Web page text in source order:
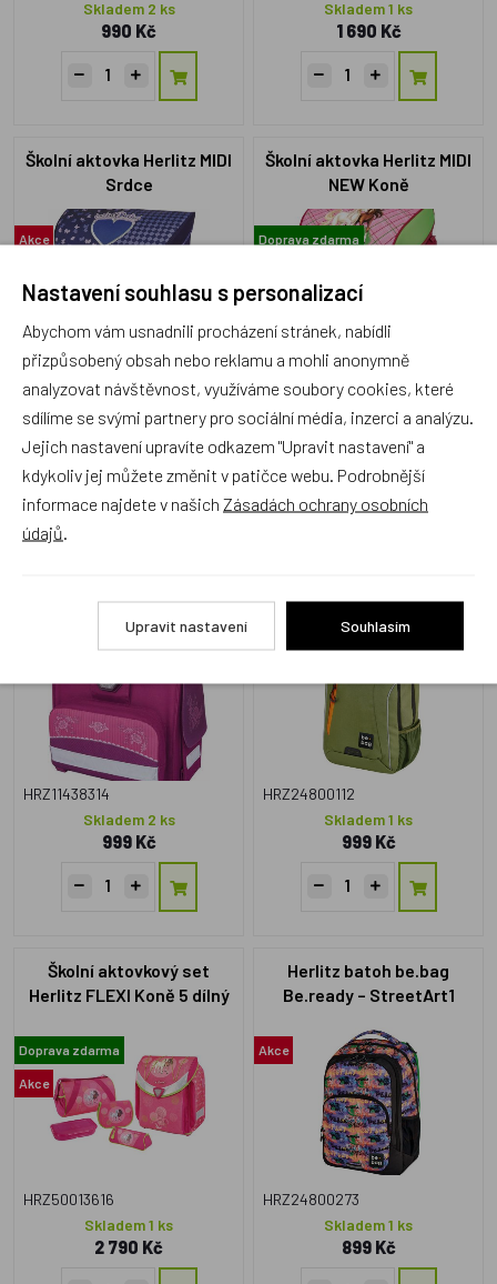
Skladem 2 ks
990 Kč
Skladem 1 ks
1 690 Kč
Školní aktovka Herlitz MIDI
Srdce
Akce
HRZ11438132
Skladem 2 ks
Školní aktovka Herlitz MIDI
NEW Koně
Doprava zdarma
HRZ50007745
Skladem 1 ks
HRZ11438314
Skladem 2 ks
999 Kč
HRZ24800112
Skladem 1 ks
999 Kč
Školní aktovkový set
Herlitz FLEXI Koně 5 dílný
Doprava zdarma
Akce
HRZ50013616
Skladem 1 ks
2 790 Kč
Herlitz batoh be.bag
Be.ready – StreetArt1
Akce
HRZ24800273
Skladem 1 ks
899 Kč
Nastavení souhlasu s personalizací
Abychom vám usnadnili procházení stránek, nabídli
přizpůsobený obsah nebo reklamu a mohli anonymně
analyzovat návštěvnost, využíváme soubory cookies, které
sdílíme se svými partnery pro sociální média, inzerci a analýzu.
Jejich nastavení upravíte odkazem "Upravit nastavení" a
kdykoliv jej můžete změnit v patičce webu. Podrobnější
informace najdete v našich Zásadách ochrany osobních
údajů
Upravit nastavení Souhlasím